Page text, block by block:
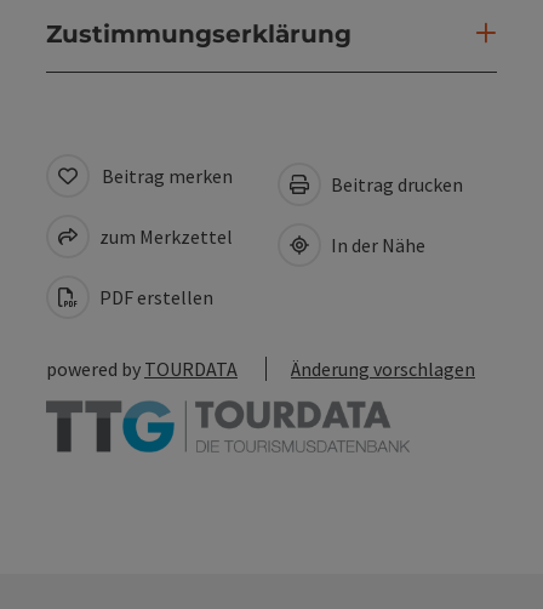
Zustimmungserklärung
Beitrag merken
zum Merkzettel
PDF erstellen
Beitrag drucken
In der Nähe
powered by TOURDATA Änderung vorschlagen